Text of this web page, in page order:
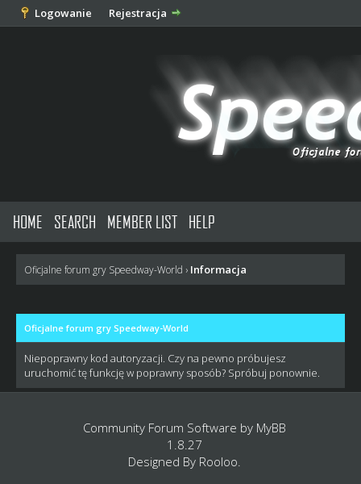
Logowanie Rejestracja
HOME SEARCH MEMBER LIST HELP
Oficjalne forum gry Speedway-World › Informacja
Oficjalne forum gry Speedway-World
Niepoprawny kod autoryzacji. Czy na pewno próbujesz
uruchomić tę funkcję w poprawny sposób? Spróbuj ponownie.
Community Forum Software by MyBB
1.8.27
Designed By Rooloo.